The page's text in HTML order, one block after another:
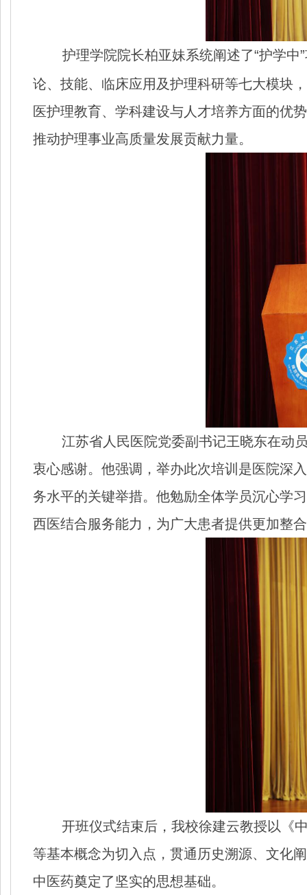
护理学院院长柏亚妹系统阐述了“护学
论、技能、临床应用及护理科研等七大模块
医护理教育、学科建设与人才培养方面的优
推动护理事业高质量发展贡献力量。
江苏省人民医院党委副书记王晓东在动
衷心感谢。他强调，举办此次培训是医院深
务水平的关键举措。他勉励全体学员沉心学
西医结合服务能力，为广大患者提供更加整
开班仪式结束后，我校徐建云教授以《
等基本概念为切入点，贯通历史溯源、文化
中医药奠定了坚实的思想基础。